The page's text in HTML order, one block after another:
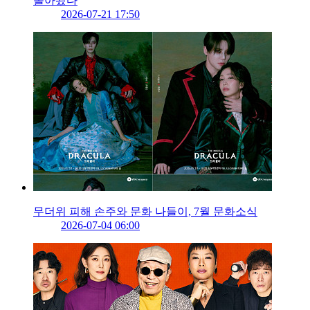
2026-07-21 17:50
무더위 피해 손주와 문화 나들이, 7월 문화소식
2026-07-04 06:00